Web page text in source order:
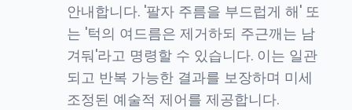
안내합니다. '팔자 주름을 부드럽게 해' 또
는 '턱의 여드름은 제거하되 주근깨는 남
겨둬'라고 명령할 수 있습니다. 이는 일관
되고 반복 가능한 결과를 보장하며 미세
조정된 예술적 제어를 제공합니다.